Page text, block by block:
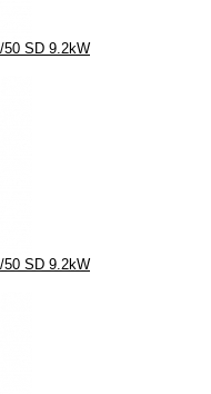
50 SD 9.2kW
50 SD 9.2kW